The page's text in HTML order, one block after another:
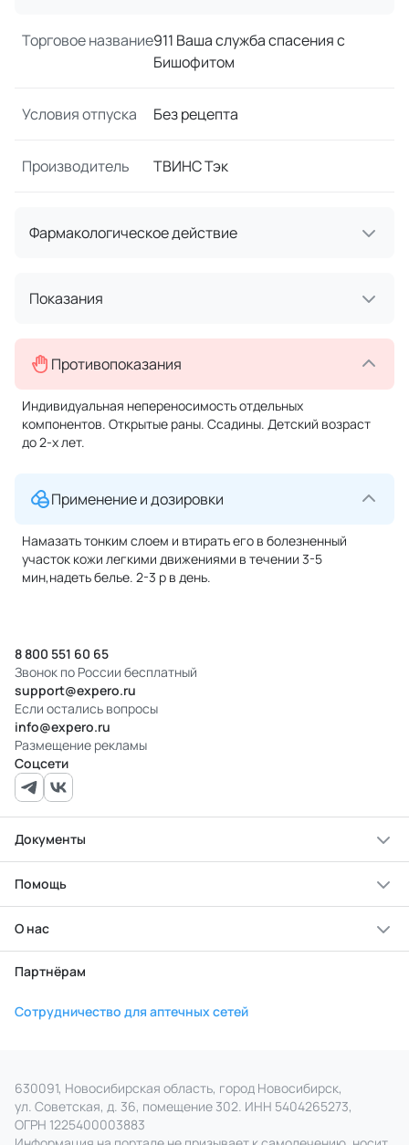
Торговое название911 Ваша служба спасения с
Бишофитом
Условия отпуска Без рецепта
Производитель ТВИНС Тэк
Фармакологическое действие
Показания
Противопоказания
Индивидуальная непереносимость отдельных
компонентов. Открытые раны. Ссадины. Детский возраст
до 2-х лет.
Применение и дозировки
Намазать тонким слоем и втирать его в болезненный
участок кожи легкими движениями в течении 3-5
мин,надеть белье. 2-3 р в день.
8 800 551 60 65
Звонок по России бесплатный
support@expero.ru
Если остались вопросы
info@expero.ru
Размещение рекламы
Соцсети
Документы
Помощь
О нас
Партнёрам
Сотрудничество для аптечных сетей
630091, Новосибирская область, город Новосибирск,
ул. Советская, д. 36, помещение 302. ИНН 5404265273,
ОГРН 1225400003883